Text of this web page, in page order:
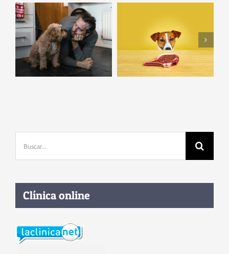
estamos
contentos,
nuestro perro
nos obedece
mejor que si
‘Fuerza de
voluntad’
perruna: ¿qué
les permite
autocontrolarse
Clínica online